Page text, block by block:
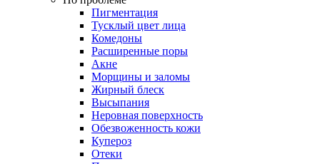
Пигментация
Тусклый цвет лица
Комедоны
Расширенные поры
Акне
Морщины и заломы
Жирный блеск
Высыпания
Неровная поверхность
Обезвоженность кожи
Купероз
Отеки